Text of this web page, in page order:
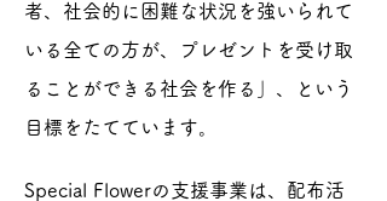
者、社会的に困難な状況を強いられて
いる全ての方が、プレゼントを受け取
ることができる社会を作る」、という
目標をたてています。
Special Flowerの支援事業は、 配布活